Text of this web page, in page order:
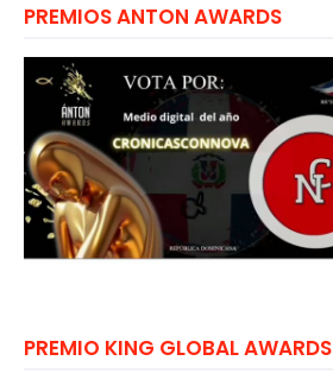
PREMIOS ANTON AWARDS
PREMIO KING GLOBAL AWARDS